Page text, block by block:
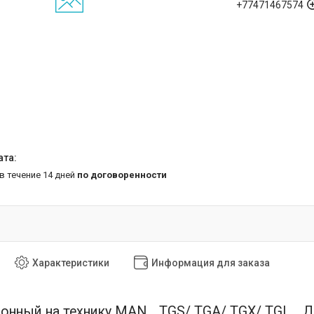
+77471467574
течение 14 дней по договоренности
Характеристики Информация для заказа